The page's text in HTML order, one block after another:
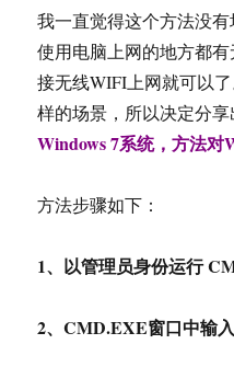
我一直觉得这个方法没
使用电脑上网的地方都
接无线WIFI上网就可以
样的场景，所以决定分
Windows 7系统，方法对
方法步骤如下：
1、以管理员身份运行
2、CMD.EXE窗口中输入